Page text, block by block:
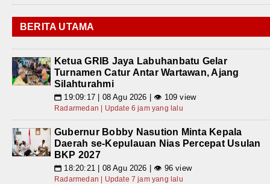
BERITA UTAMA
Ketua GRIB Jaya Labuhanbatu Gelar
Turnamen Catur Antar Wartawan, Ajang
Silahturahmi
📅 19:09:17 | 08 Agu 2026 | 👁 109 view
Radarmedan | Update 6 jam yang lalu
Gubernur Bobby Nasution Minta Kepala
Daerah se-Kepulauan Nias Percepat Usulan
BKP 2027
📅 18:20:21 | 08 Agu 2026 | 👁 96 view
Radarmedan | Update 7 jam yang lalu